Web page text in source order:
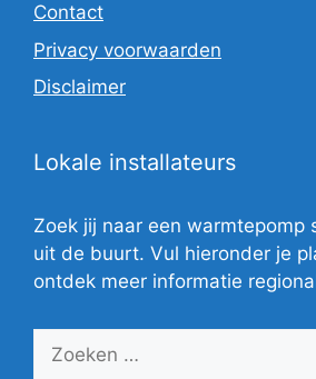
Contact
Privacy voorwaarden
Disclaimer
Lokale installateurs
Zoek jij naar een warmtepomp
uit de buurt. Vul hieronder je
ontdek meer informatie
Zoek